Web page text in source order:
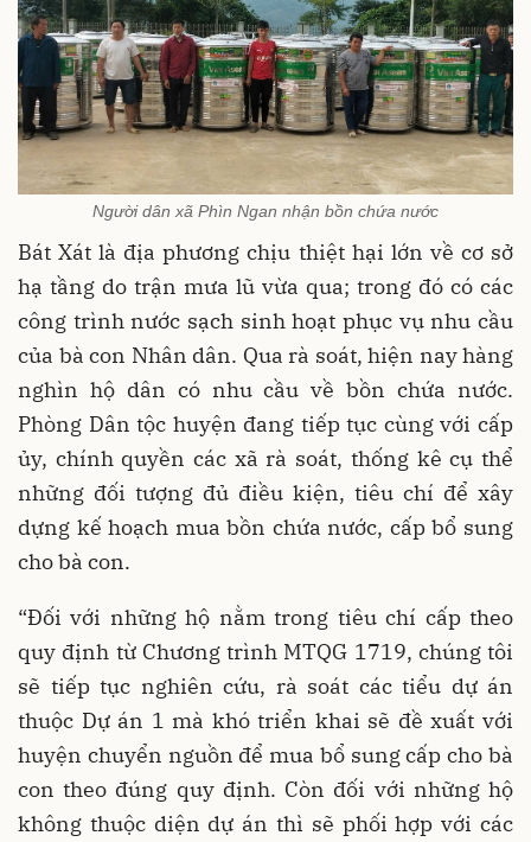
Người dân xã Phìn Ngan nhận bồn chứa nước
Bát Xát là địa phương chịu thiệt hại lớn về cơ sở
hạ tầng do trận mưa lũ vừa qua; trong đó có các
công trình nước sạch sinh hoạt phục vụ nhu cầu
của bà con Nhân dân. Qua rà soát, hiện nay hàng
nghìn hộ dân có nhu cầu về bồn chứa nước.
Phòng Dân tộc huyện đang tiếp tục cùng với cấp
ủy, chính quyền các xã rà soát, thống kê cụ thể
những đối tượng đủ điều kiện, tiêu chí để xây
dựng kế hoạch mua bồn chứa nước, cấp bổ sung
cho bà con.
“Đối với những hộ nằm trong tiêu chí cấp theo
quy định từ Chương trình MTQG 1719, chúng tôi
sẽ tiếp tục nghiên cứu, rà soát các tiểu dự án
thuộc Dự án 1 mà khó triển khai sẽ đề xuất với
huyện chuyển nguồn để mua bổ sung cấp cho bà
con theo đúng quy định. Còn đối với những hộ
không thuộc diện dự án thì sẽ phối hợp với các